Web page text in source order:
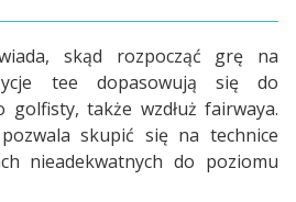
skąd rozpocząć grę na
tee dopasowują się do
golfisty, także wzdłuż fairwaya.
skupić się na technice
nieadekwatnych do poziomu